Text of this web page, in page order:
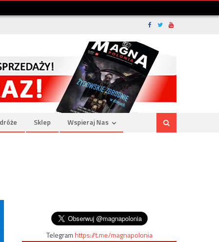
Sklep Wspieraj Nas
Telegramhttps://t.me/magnapolonia